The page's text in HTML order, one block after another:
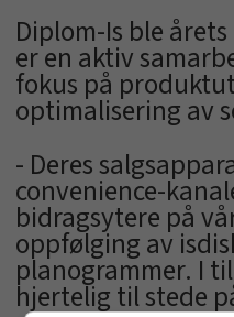
Diplom-Is ble
er en aktiv
fokus på
optimalisering av
- Deres
convenience-
bidragsytere på
oppfølging av
planogrammer. I
hjertelig til stede